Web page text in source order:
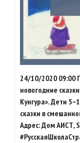
24/10/2020 09:00
новогодние
Кунгура». Дети
сказки в
Адрес: Дом АИСТ,